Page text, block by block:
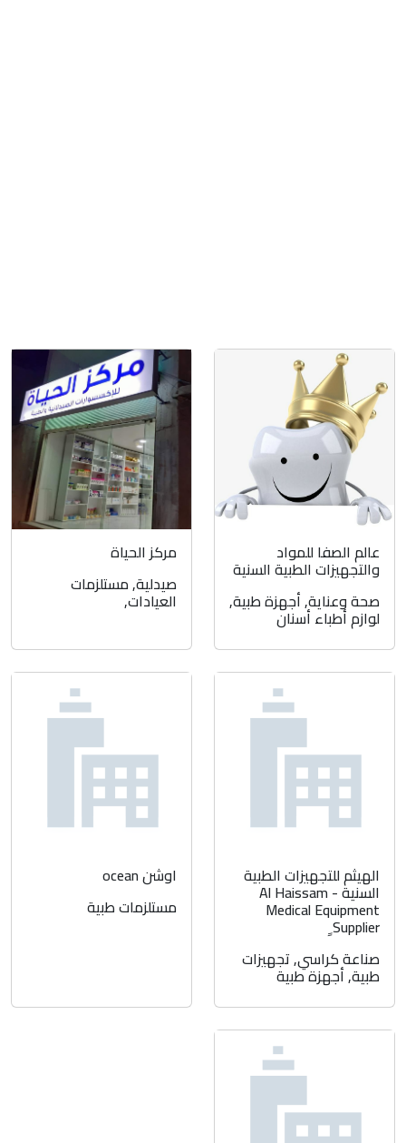
عالم الصفا للمواد
والتجهيزات الطبية السنية
صحة وعناية,أجهزة طبية,
لوازم أطباء أسنان
مركز الحياة
صيدلية,مستلزمات
العيادات,
الهيثم للتجهيزات الطبية
السنية - Al Haissam
Medical Equipment
Supplier ِِ
صناعة كراسي,تجهيزات
طبية,أجهزة طبية
اوشن ocean
مستلزمات طبية